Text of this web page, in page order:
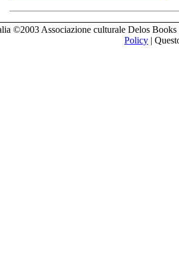
©2003 Associazione culturale Delos
Policy |